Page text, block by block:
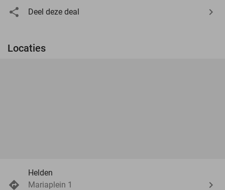
Deel deze deal
Locaties
Helden
Mariaplein 1